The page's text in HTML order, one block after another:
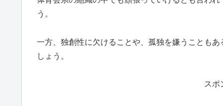
う。
一方、独創性に欠けることや、孤独を嫌うことも
しょう。
スポ